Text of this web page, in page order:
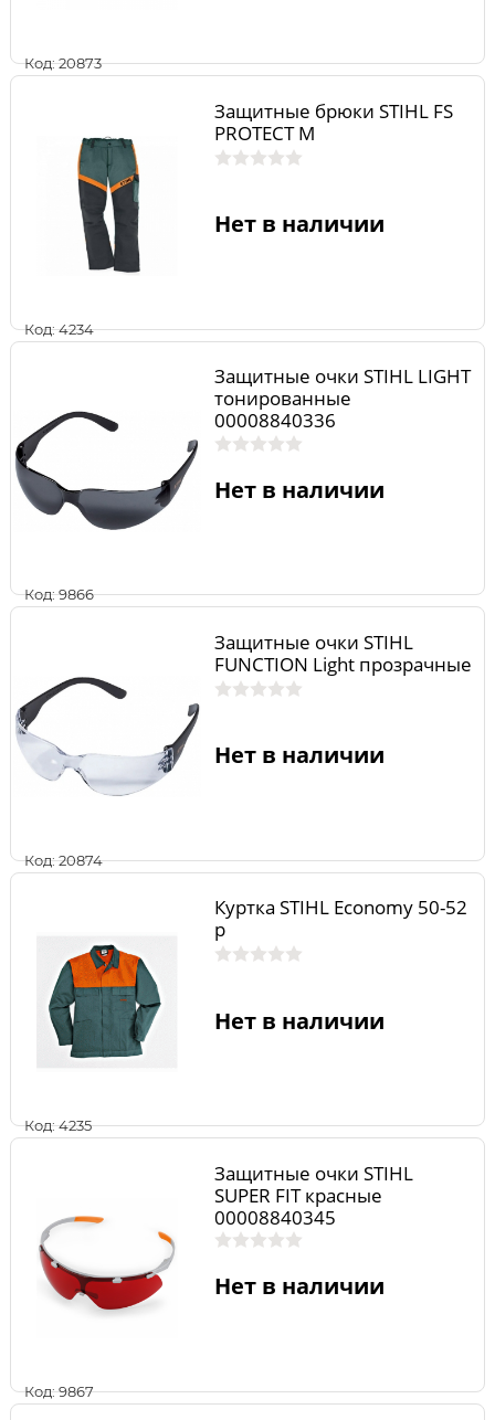
Код: 20873
Код: 4234
Защитные брюки STIHL FS
PROTECT M
Нет в наличии
Код: 9866
Защитные очки STIHL LIGHT
тонированные
00008840336
Нет в наличии
Код: 20874
Защитные очки STIHL
FUNCTION Light прозрачные
Нет в наличии
Код: 4235
Куртка STIHL Economy 50-52
р
Нет в наличии
Код: 9867
Защитные очки STIHL
SUPER FIT красные
00008840345
Нет в наличии